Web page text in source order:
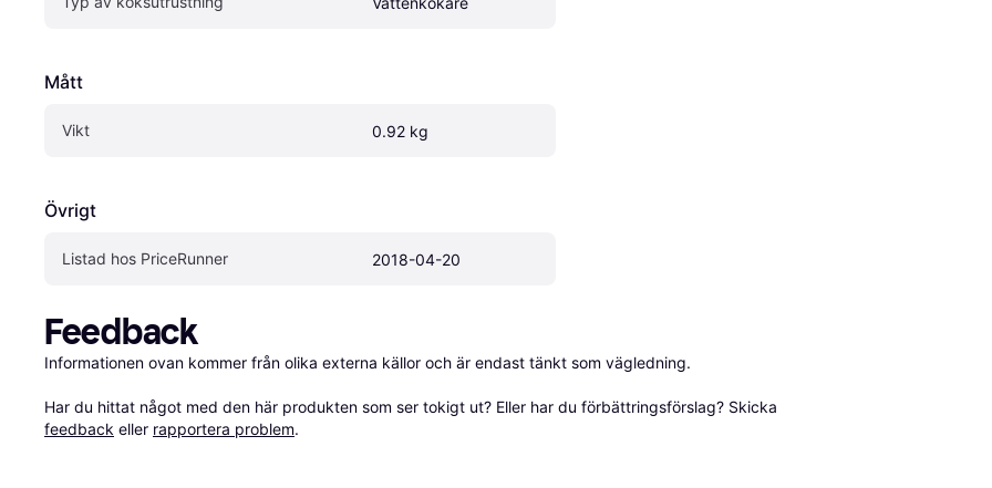
Mått
Vikt 0.92 kg
Övrigt
Listad hos PriceRunner 2018-04-20
Feedback
Informationen ovan kommer från olika externa källor och är endast tänkt som vägledning.
Har du hittat något med den här produkten som ser tokigt ut? Eller har du förbättringsförslag? Skicka
feedback eller rapportera problem.